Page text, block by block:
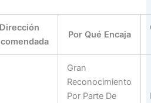
Dirección
Por Qué Encaja
Gran
Reconocimiento
Por Parte De